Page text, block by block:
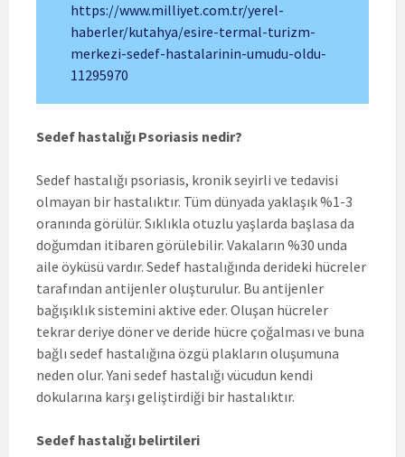
https://www.milliyet.com.tr/yerel-
haberler/kutahya/esire-termal-turizm-
merkezi-sedef-hastalarinin-umudu-oldu-
11295970
Sedef hastalığı Psoriasis nedir?
Sedef hastalığı psoriasis, kronik seyirli ve tedavisi
olmayan bir hastalıktır. Tüm dünyada yaklaşık %1-3
oranında görülür. Sıklıkla otuzlu yaşlarda başlasa da
doğumdan itibaren görülebilir. Vakaların %30 unda
aile öyküsü vardır. Sedef hastalığında derideki hücreler
tarafından antijenler oluşturulur. Bu antijenler
bağışıklık sistemini aktive eder. Oluşan hücreler
tekrar deriye döner ve deride hücre çoğalması ve buna
bağlı sedef hastalığına özgü plakların oluşumuna
neden olur. Yani sedef hastalığı vücudun kendi
dokularına karşı geliştirdiği bir hastalıktır.
Sedef hastalığı belirtileri